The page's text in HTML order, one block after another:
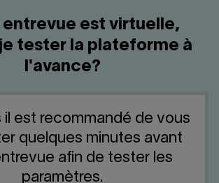
d'entreprise
entrevue est virtuelle,
tester la plateforme à
l'avance?
il est recommandé de vous
quelques minutes avant
afin de tester les
paramètres.